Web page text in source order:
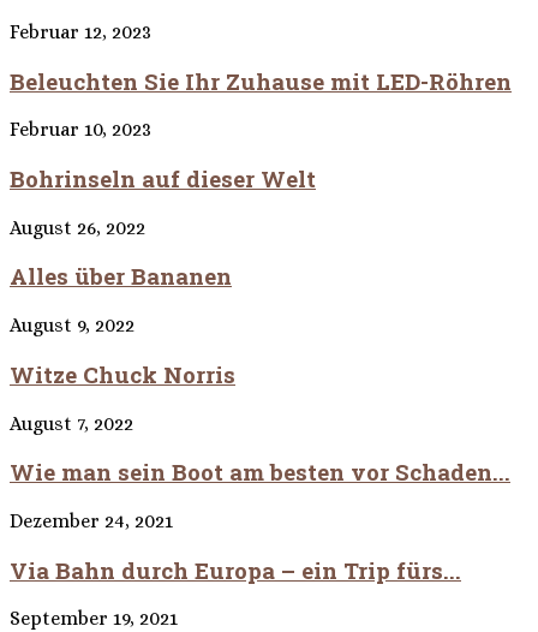
Februar 12, 2023
Beleuchten Sie Ihr Zuhause mit LED-Röhren
Februar 10, 2023
Bohrinseln auf dieser Welt
August 26, 2022
Alles über Bananen
August 9, 2022
Witze Chuck Norris
August 7, 2022
Wie man sein Boot am besten vor Schaden...
Dezember 24, 2021
Via Bahn durch Europa – ein Trip fürs...
September 19, 2021